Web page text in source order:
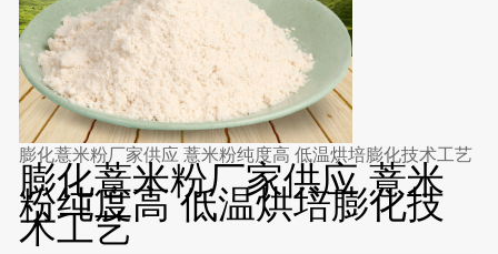
膨化薏米粉厂家供应 薏米粉纯度高 低温烘培膨化技术工艺
膨化薏米粉厂家供应 薏米
粉纯度高 低温烘培膨化技
术工艺